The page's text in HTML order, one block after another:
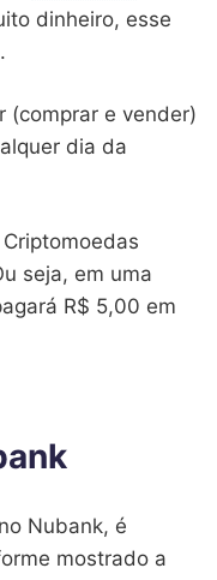
dinheiro, esse
(comprar e vender)
dia da
seja, em uma
R$ 5,00 em
Nubank, é
mostrado a